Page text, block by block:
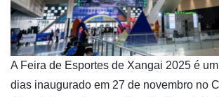
​A Feira de Esportes de Xangai 2025 é
dias inaugurado em 27 de novembro no